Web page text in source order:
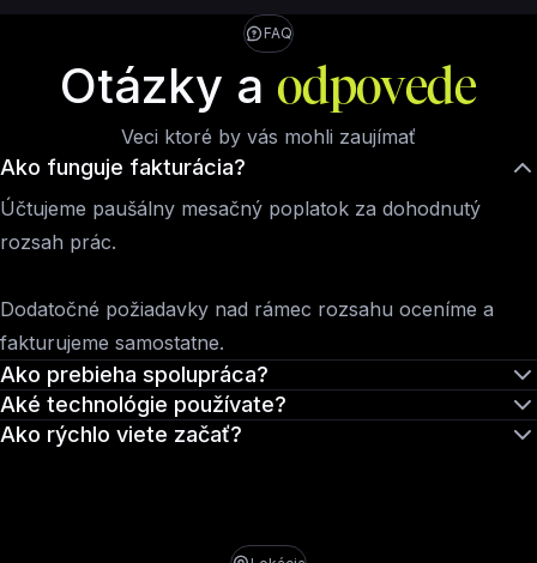
FAQ
Otázky a odpovede
Veci ktoré by vás mohli zaujímať
Ako funguje fakturácia?
Účtujeme paušálny mesačný poplatok za dohodnutý
rozsah prác.
Dodatočné požiadavky nad rámec rozsahu oceníme a
fakturujeme samostatne.
Ako prebieha spolupráca?
Aké technológie používate?
Ako rýchlo viete začať?